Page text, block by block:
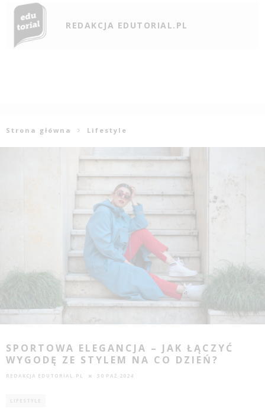
REDAKCJA EDUTORIAL.PL
Strona główna Lifestyle
SPORTOWA ELEGANCJA – JAK ŁĄCZYĆ
WYGODĘ ZE STYLEM NA CO DZIEŃ?
REDAKCJA EDUTORIAL.PL 30 PAŹ 2024
LIFESTYLE